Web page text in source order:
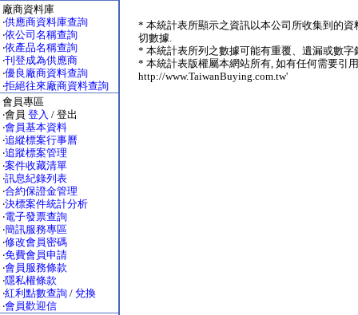
廠商資料庫
‧供應商資料庫查詢
‧依公司名稱查詢
‧依產品名稱查詢
‧刊登成為供應商
‧優良廠商資料查詢
‧拒絕往來廠商資料查詢
會員專區
‧會員 登入 / 登出
‧會員基本資料
‧追縱標案行事曆
‧追蹤標案管理
‧案件收藏清單
‧訊息紀錄列表
‧合約保證金管理
‧決標案件統計分析
‧電子發票查詢
‧簡訊服務專區
‧修改會員密碼
‧免費會員申請
‧會員服務條款
‧隱私權條款
‧紅利點數查詢 / 兌換
‧會員歡迎信
* 本統計表所顯示之資訊以本公司所收集到的
切數據.
* 本統計表所列之數據可能有重覆、遺漏或數
* 本統計表版權屬本網站所有, 如有任何需要引
http://www.TaiwanBuying.com.tw'